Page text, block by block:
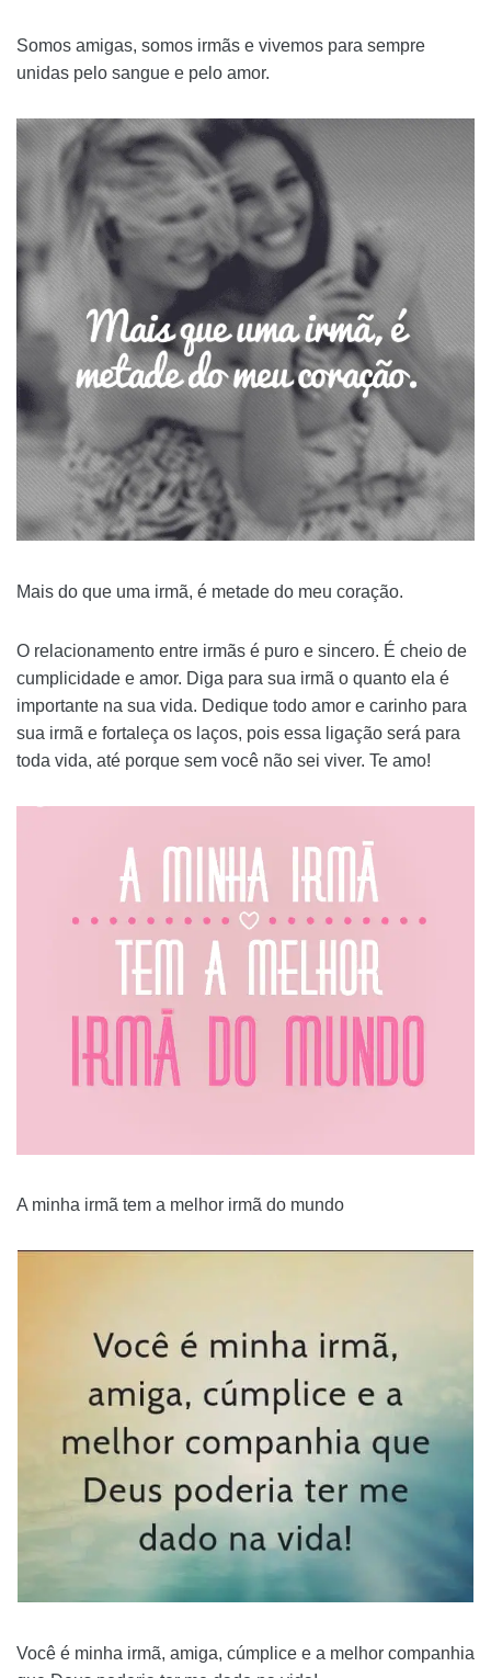
Somos amigas, somos irmãs e vivemos para sempre
unidas pelo sangue e pelo amor.
Mais do que uma irmã, é metade do meu coração.
O relacionamento entre irmãs é puro e sincero. É cheio de
cumplicidade e amor. Diga para sua irmã o quanto ela é
importante na sua vida. Dedique todo amor e carinho para
sua irmã e fortaleça os laços, pois essa ligação será para
toda vida, até porque sem você não sei viver. Te amo!
A minha irmã tem a melhor irmã do mundo
Você é minha irmã, amiga, cúmplice e a melhor companhia